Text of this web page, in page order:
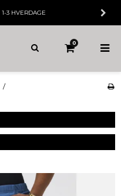
1-3 HVERDAGE
0
/